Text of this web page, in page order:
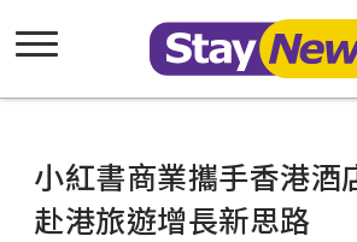
小紅書商業攜手香港酒
赴港旅遊增長新思路